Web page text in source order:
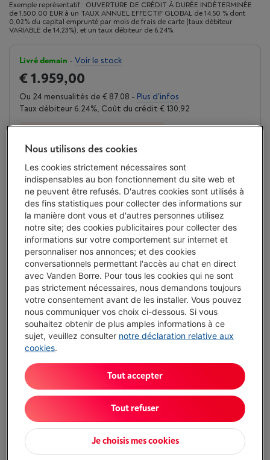
Exemple représentatif : OUVERTURE DE CRÉDIT À DURÉE INDÉTERMINÉE
de 1.500,00 EUR à un TAUX ANNUEL EFFECTIF GLOBAL de 14,50 % dont
0,02% du capital emprunté par mois de frais de carte (taux débiteur
VARIABLE de 14,23%), et un taux débiteur de 6,24%.
Livré demain - Voir le stock
€ 1.959,00
Ou 24 mensualités de € 87,08 - Plus d'infos
Taux débiteur 6,24%, Coût du crédit € 130,92
Moins de 5 en stock, commandez vite !
Comparer
Atouts
Avec la puissance de la puce M4, vous profitez d'une
réactivité instantanée, peu importe le nombre d'onglets
ouverts
Ce format de 13 pouces vous offre un espace de travail
aussi généreux que celui d'un ordinateur portable
traditionnel
bibliothèque de photos et vidéos haute définition avec
d'action, un modèle avec un taux de rafraîchissement
supérieur serait idéal
Afficher toutes les caractéristiques
Nous utilisons des cookies
Les cookies strictement nécessaires sont
indispensables au bon fonctionnement du site web et
ne peuvent être refusés. D'autres cookies sont utilisés à
des fins statistiques pour collecter des informations sur
la manière dont vous et d'autres personnes utilisez
notre site; des cookies publicitaires pour collecter des
informations sur votre comportement sur internet et
personnaliser nos annonces; et des cookies
conversationnels permettant l'accès au chat en direct
avec Vanden Borre. Pour tous les cookies qui ne sont
pas strictement nécessaires, nous demandons toujours
votre consentement avant de les installer. Vous pouvez
nous communiquer vos choix ci-dessous. Si vous
souhaitez obtenir de plus amples informations à ce
sujet, veuillez consulter notre déclaration relative aux
cookies.
Je choisis mes cookies
Tout refuser
Tout accepter